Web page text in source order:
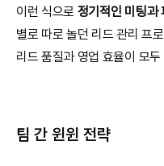
이런 식으로 정기적인 미팅과
별로 따로 놀던 리드 관리 프
리드 품질과 영업 효율이 모
팀 간 윈윈 전략